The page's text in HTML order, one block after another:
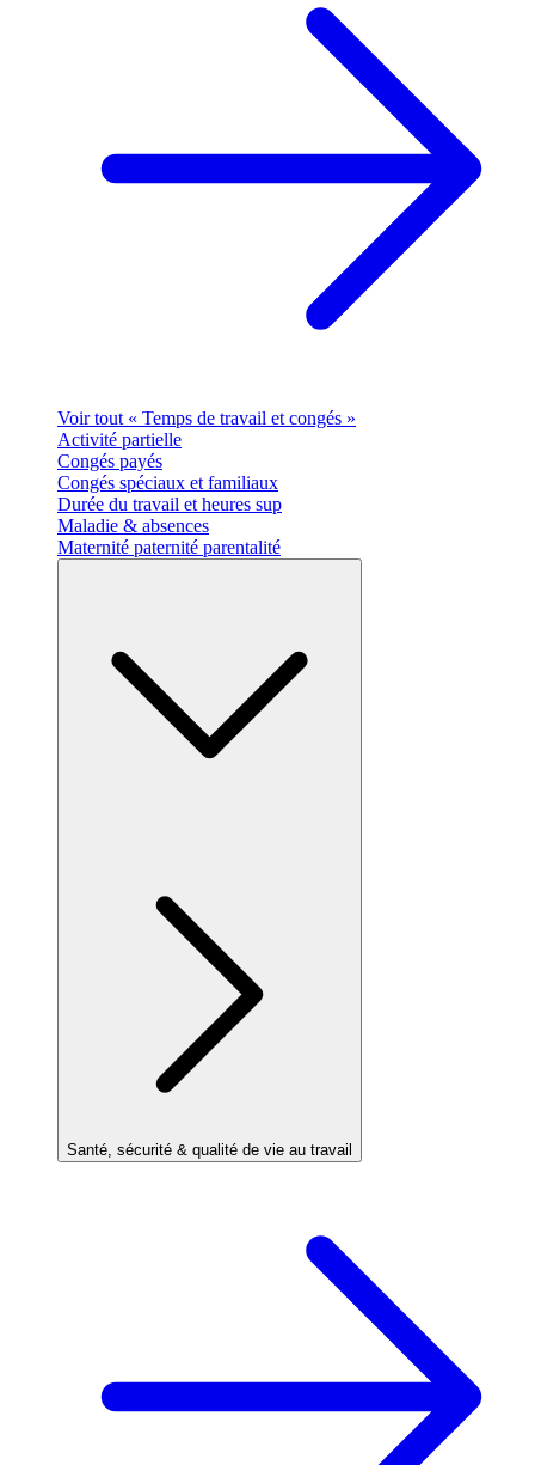
Voir tout « Temps de travail et congés »
Activité partielle
Congés payés
Congés spéciaux et familiaux
Durée du travail et heures sup
Maladie & absences
Maternité paternité parentalité
Santé, sécurité & qualité de vie au travail